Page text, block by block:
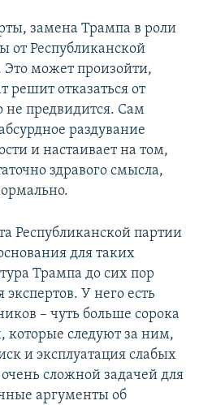
замена Трампа в роли
от Республиканской
может произойти,
решит отказаться от
не предвидится. Сам
раздувание
и настаивает на том,
здравого смысла,
Республиканской партии
для таких
Трампа до сих пор
экспертов. У него есть
– чуть больше сорока
которые следуют за ним,
и эксплуатация слабых
сложной задачей для
аргументы об